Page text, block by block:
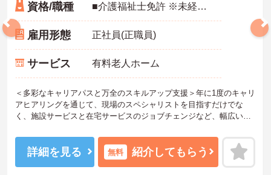
資格/職種 ■介護福祉士免許 ※未経験・ブランク可
雇用形態 正社員(正職員)
サービス 有料老人ホーム
＜多彩なキャリアパスと万全のスキルアップ支援＞年に1度のキャリ
アヒアリングを通じて、現場のスペシャリストを目指すだけでな
く、施設サービスと在宅サービスのジョブチェンジなど、幅広い経
＜プライベートも充実させる嬉しい福利厚生＞仕事の疲れを癒やす
ための制度も充実しています。各地のレジャー施設や宿泊が最大8
0％オフになる優待制度や、勤続5年ごとの「特別連続有給休暇（5
詳細を見る 無料 紹介してもらう